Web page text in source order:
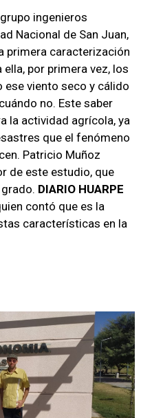
ingenieros
Nacional de San Juan,
primera caracterización
por primera vez, los
ese viento seco y cálido
no. Este saber
la actividad agrícola, ya
que el fenómeno
Patricio Muñoz
de este estudio, que
DIARIO HUARPE
contó que es la
características en la